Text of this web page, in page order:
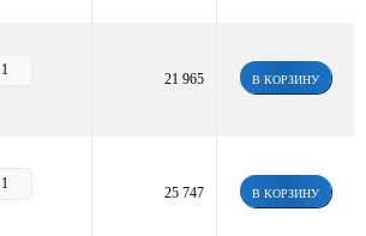
21 965 В КОРЗИНУ
25 747 В КОРЗИНУ